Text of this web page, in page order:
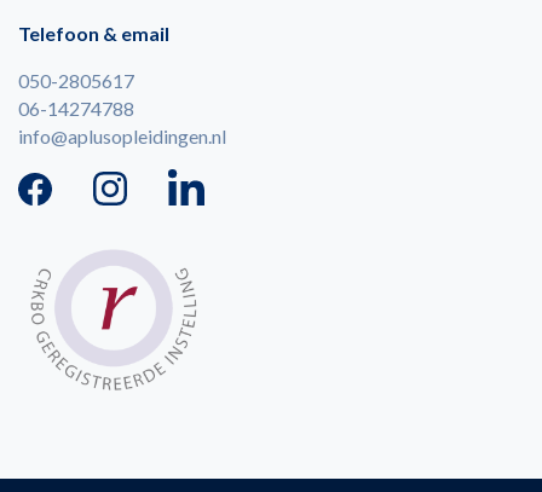
Telefoon & email
050-2805617
06-14274788
info@aplusopleidingen.nl